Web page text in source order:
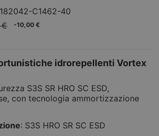
C1462-40
€ -10,00 €
idrorepellenti Vortex
S3S SR HRO SC ESD,
con tecnologia ammortizzazione
: S3S HRO SR SC ESD